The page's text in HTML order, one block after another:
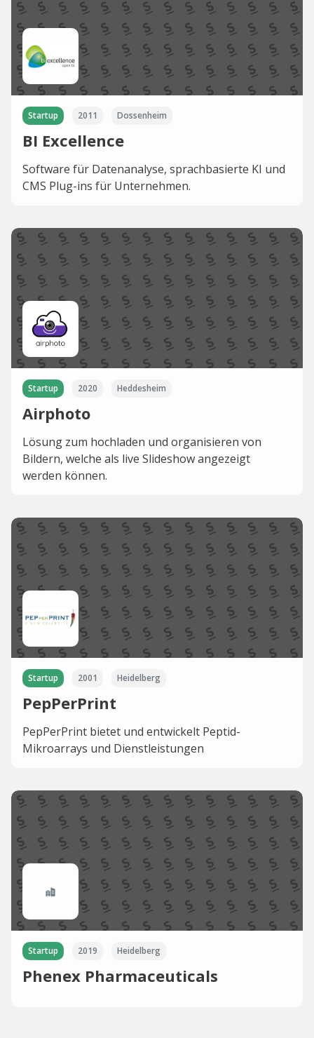
Startup 2011 Dossenheim
BI Excellence
Software für Datenanalyse, sprachbasierte KI und
CMS Plug-ins für Unternehmen.
Startup 2020 Heddesheim
Airphoto
Lösung zum hochladen und organisieren von
Bildern, welche als live Slideshow angezeigt
werden können.
Startup 2001 Heidelberg
PepPerPrint
PepPerPrint bietet und entwickelt Peptid-
Mikroarrays und Dienstleistungen
Startup 2019 Heidelberg
Phenex Pharmaceuticals